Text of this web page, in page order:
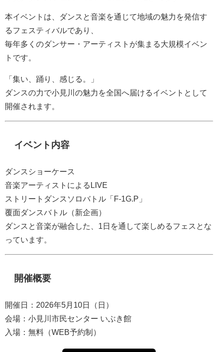
本イベントは、ダンスと音楽を通じて地域の魅力を発信す
るフェスティバルであり、
毎年多くのダンサー・アーティストが集まる大規模イベン
トです。
「集い、踊り、感じる。」
ダンスの力で小見川の魅力を全国へ届けるイベントとして
開催されます。
イベント内容
ダンスショーケース
音楽アーティストによるLIVE
ストリートダンスソロバトル「F-1G.P」
覆面ダンスバトル（新企画）
ダンスと音楽が融合した、1日を通して楽しめるフェスとな
っています。
開催概要
開催日：2026年5月10日（日）
会場：小見川市民センター いぶき館
入場：無料（WEB予約制）